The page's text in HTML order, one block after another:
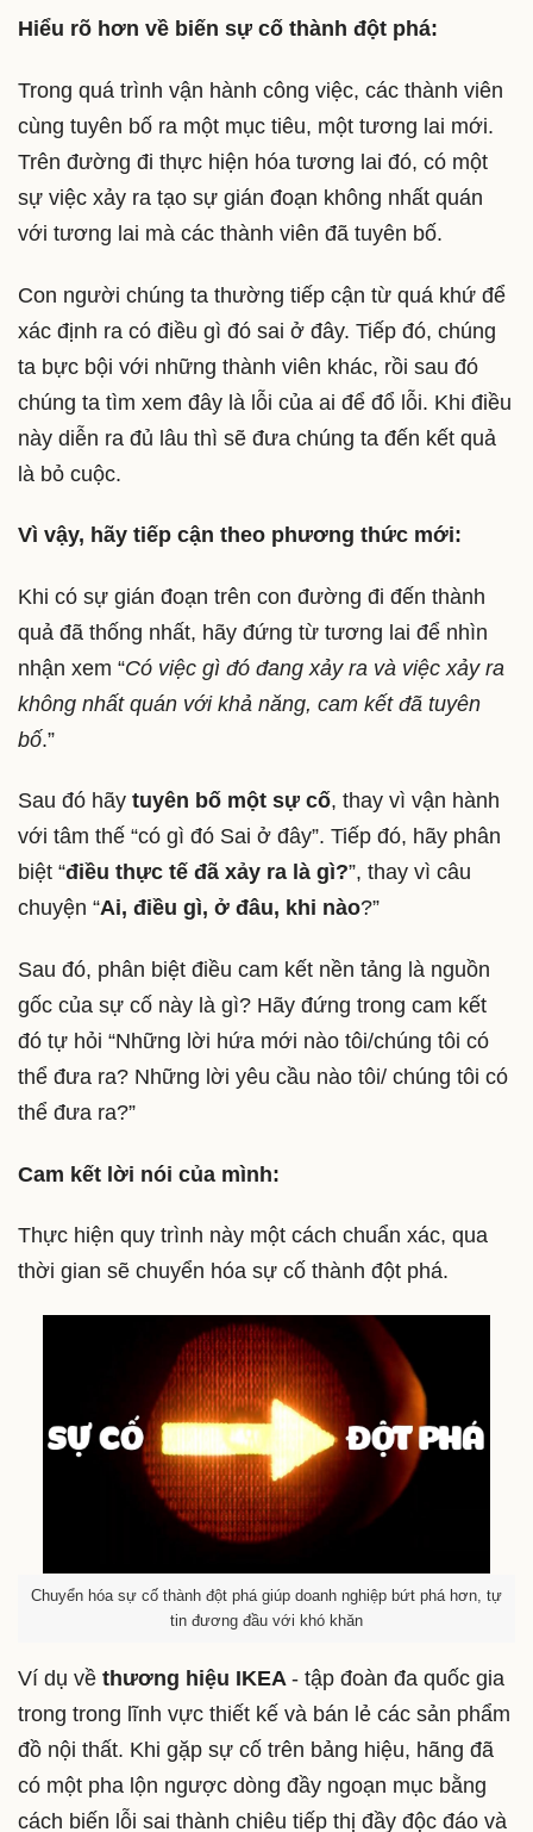
Hiểu rõ hơn về biến sự cố thành đột phá:
Trong quá trình vận hành công việc, các thành viên
cùng tuyên bố ra một mục tiêu, một tương lai mới.
Trên đường đi thực hiện hóa tương lai đó, có một
sự việc xảy ra tạo sự gián đoạn không nhất quán
với tương lai mà các thành viên đã tuyên bố.
Con người chúng ta thường tiếp cận từ quá khứ để
xác định ra có điều gì đó sai ở đây. Tiếp đó, chúng
ta bực bội với những thành viên khác, rồi sau đó
chúng ta tìm xem đây là lỗi của ai để đổ lỗi. Khi điều
này diễn ra đủ lâu thì sẽ đưa chúng ta đến kết quả
là bỏ cuộc.
Vì vậy, hãy tiếp cận theo phương thức mới:
Khi có sự gián đoạn trên con đường đi đến thành
quả đã thống nhất, hãy đứng từ tương lai để nhìn
nhận xem “Có việc gì đó đang xảy ra và việc xảy ra
không nhất quán với khả năng, cam kết đã tuyên
bố.”
Sau đó hãy tuyên bố một sự cố, thay vì vận hành
với tâm thế “có gì đó Sai ở đây”. Tiếp đó, hãy phân
biệt “điều thực tế đã xảy ra là gì?”, thay vì câu
chuyện “Ai, điều gì, ở đâu, khi nào?”
Sau đó, phân biệt điều cam kết nền tảng là nguồn
gốc của sự cố này là gì? Hãy đứng trong cam kết
đó tự hỏi “Những lời hứa mới nào tôi/chúng tôi có
thể đưa ra? Những lời yêu cầu nào tôi/ chúng tôi có
thể đưa ra?”
Cam kết lời nói của mình:
Thực hiện quy trình này một cách chuẩn xác, qua
thời gian sẽ chuyển hóa sự cố thành đột phá.
Chuyển hóa sự cố thành đột phá giúp doanh nghiệp bứt phá hơn, tự
tin đương đầu với khó khăn
Ví dụ về thương hiệu IKEA - tập đoàn đa quốc gia
trong trong lĩnh vực thiết kế và bán lẻ các sản phẩm
đồ nội thất. Khi gặp sự cố trên bảng hiệu, hãng đã
có một pha lộn ngược dòng đầy ngoạn mục bằng
cách biến lỗi sai thành chiêu tiếp thị đầy độc đáo và